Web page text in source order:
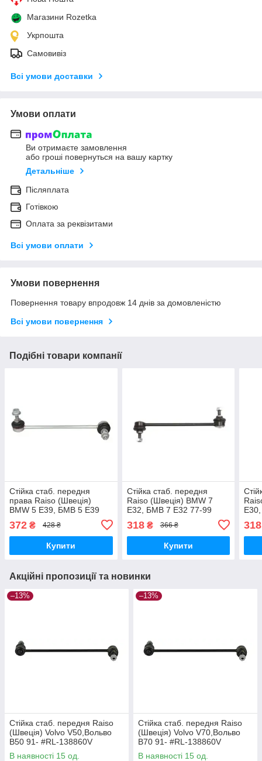
Магазини Rozetka
Укрпошта
Самовивіз
Всі умови доставки
Умови оплати
Ви отримаєте замовлення
або гроші повернуться на вашу картку
Детальніше
Післяплата
Готівкою
Оплата за реквізитами
Всі умови оплати
Умови повернення
Повернення товару впродовж 14 днів за домовленістю
Всі умови повернення
Подібні товари компанії
Стійка стаб. передня
права Raiso (Швеція)
BMW 5 E39, БМВ 5 Е39
UAAOHLS17
372 ₴ 428 ₴
Купити
Стійка стаб. передня
Raiso (Швеція) BMW 7
E32, БМВ 7 Е32 77-99
#RL-313582B UAFXJXW17
318₴ 366 ₴
Купити
318
Акційні пропозиції та новинки
–13%
Стійка стаб. передня Raiso
(Швеція) Volvo V50,Вольво
В50 91- #RL-138860V
UAYYIOR17
В наявності 15 од.
–13%
Стійка стаб. передня Raiso
(Швеція) Volvo V70,Вольво
В70 91- #RL-138860V
UAPVVRP17
В наявності 15 од.